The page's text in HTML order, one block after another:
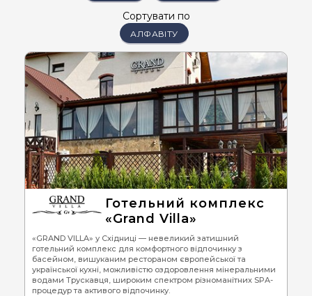
Сортувати по
АЛФАВІТУ
Готельний комплекс
«Grand Villa»
«GRAND VILLA» у Східниці — невеликий затишний
готельний комплекс для комфортного відпочинку з
басейном, вишуканим рестораном європейської та
української кухні, можливістю оздоровлення мінеральними
водами Трускавця, широким спектром різноманітних SPA-
процедур та активого відпочинку.